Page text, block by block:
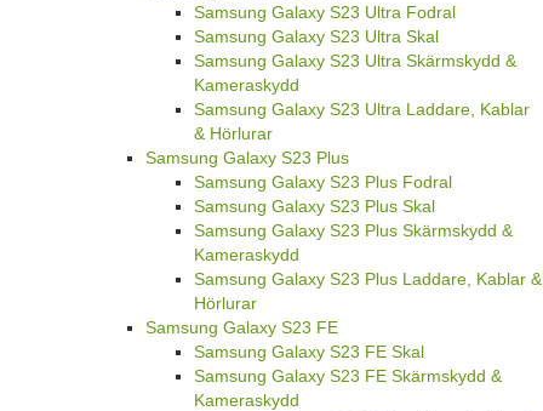
Samsung Galaxy S23 Ultra Fodral
Samsung Galaxy S23 Ultra Skal
Samsung Galaxy S23 Ultra Skärmskydd &
Kameraskydd
Samsung Galaxy S23 Ultra Laddare, Kablar
& Hörlurar
Samsung Galaxy S23 Plus
Samsung Galaxy S23 Plus Fodral
Samsung Galaxy S23 Plus Skal
Samsung Galaxy S23 Plus Skärmskydd &
Kameraskydd
Samsung Galaxy S23 Plus Laddare, Kablar &
Hörlurar
Samsung Galaxy S23 FE
Samsung Galaxy S23 FE Skal
Samsung Galaxy S23 FE Skärmskydd &
Kameraskydd